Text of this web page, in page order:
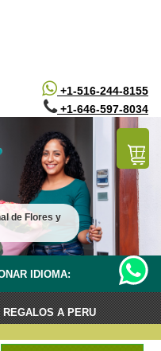
+1-516-244-8155
+1-646-597-8034
de Flores y
IDIOMA:
A PERU